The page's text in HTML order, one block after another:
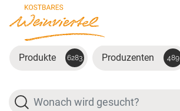
Zum Hauptinhalt springen
Produkte 6283 Produzenten 489
Suche